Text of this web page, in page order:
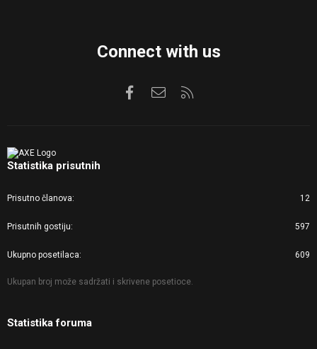
Connect with us
FacebookKontaktirajte nas
Statistika prisutnih
Prisutno članova 12
Prisutnih gostiju 597
Ukupno posetilaca 609
Ukupan broj može sadržati i skrivene posetioce.
Statistika foruma